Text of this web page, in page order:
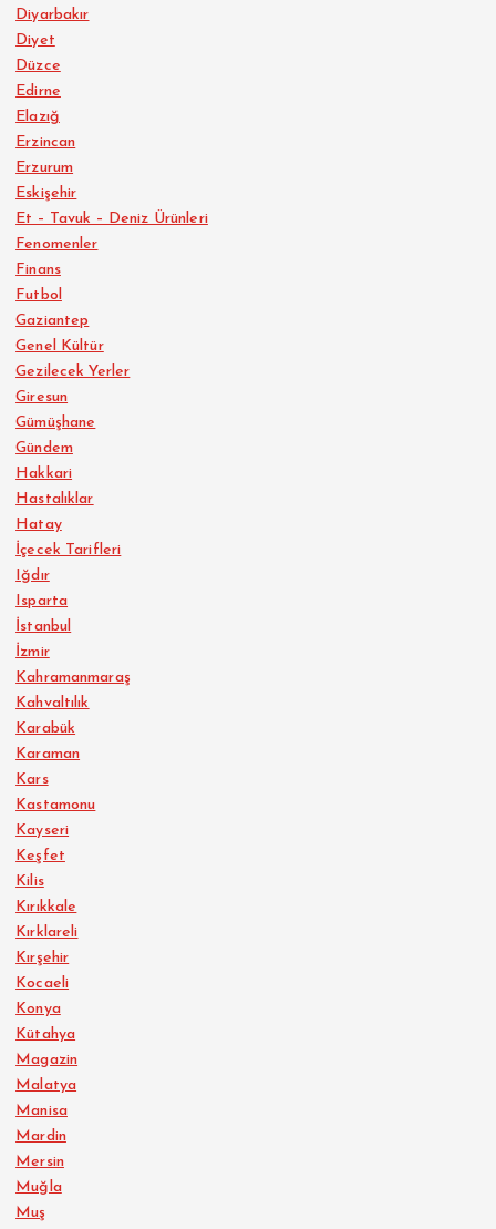
Diyarbakır
Diyet
Düzce
Edirne
Elazığ
Erzincan
Erzurum
Eskişehir
Et – Tavuk – Deniz Ürünleri
Fenomenler
Finans
Futbol
Gaziantep
Genel Kültür
Gezilecek Yerler
Giresun
Gümüşhane
Gündem
Hakkari
Hastalıklar
Hatay
İçecek Tarifleri
Iğdır
Isparta
İstanbul
İzmir
Kahramanmaraş
Kahvaltılık
Karabük
Karaman
Kars
Kastamonu
Kayseri
Keşfet
Kilis
Kırıkkale
Kırklareli
Kırşehir
Kocaeli
Konya
Kütahya
Magazin
Malatya
Manisa
Mardin
Mersin
Muğla
Muş